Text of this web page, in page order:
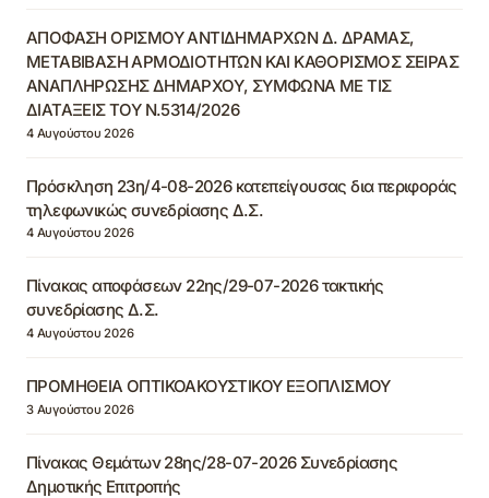
ΑΠΟΦΑΣΗ ΟΡΙΣΜΟΥ ΑΝΤΙΔΗΜΑΡΧΩΝ Δ. ΔΡΑΜΑΣ,
ΜΕΤΑΒΙΒΑΣΗ ΑΡΜΟΔΙΟΤΗΤΩΝ ΚΑΙ ΚΑΘΟΡΙΣΜΟΣ ΣΕΙΡΑΣ
ΑΝΑΠΛΗΡΩΣΗΣ ΔΗΜΑΡΧΟΥ, ΣΥΜΦΩΝΑ ΜΕ ΤΙΣ
ΔΙΑΤΑΞΕΙΣ ΤΟΥ Ν.5314/2026
4 Αυγούστου 2026
Πρόσκληση 23η/4-08-2026 κατεπείγουσας δια περιφοράς
τηλεφωνικώς συνεδρίασης Δ.Σ.
4 Αυγούστου 2026
Πίνακας αποφάσεων 22ης/29-07-2026 τακτικής
συνεδρίασης Δ.Σ.
4 Αυγούστου 2026
ΠΡΟΜΗΘΕΙΑ ΟΠΤΙΚΟΑΚΟΥΣΤΙΚΟΥ ΕΞΟΠΛΙΣΜΟΥ
3 Αυγούστου 2026
Πίνακας Θεμάτων 28ης/28-07-2026 Συνεδρίασης
Δημοτικής Επιτροπής